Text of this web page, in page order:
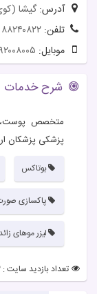
آدرس:گیشا (کوی
تلفن: ۸۸۲۴۰۸۲۲
موبایل:
شرح خدمات
متخصص
پزشکی پزشکان
بوتاکس
پاکسازی
لیزر موهای زائد
تعداد بازدید سایت : ۳,۱۴۳